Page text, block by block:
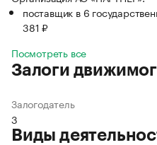
поставщик в 6
381 ₽
Посмотреть все
Залоги
Залогодатель
3
Виды